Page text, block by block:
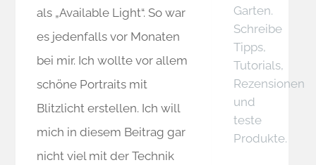
als „Available Light“. So war
es jedenfalls vor Monaten
bei mir. Ich wollte vor allem
schöne Portraits mit
Blitzlicht erstellen. Ich will
mich in diesem Beitrag gar
nicht viel mit der Technik
Garten.
Schreibe
Tipps,
Tutorials,
Rezensionen
und
teste
Produkte.